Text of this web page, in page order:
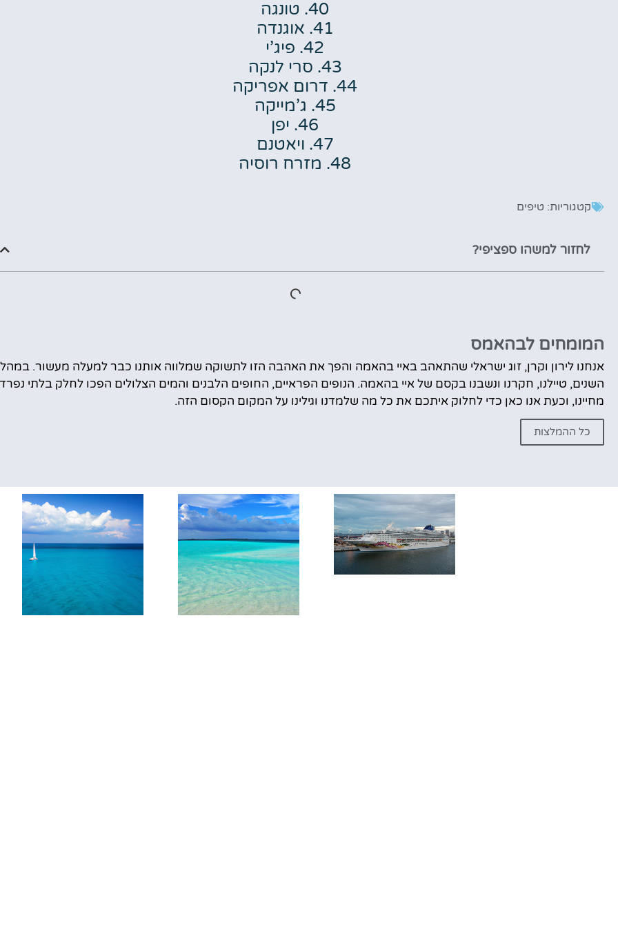
40. טונגה
41. אוגנדה
42. פיג’י
43. סרי לנקה
44. דרום אפריקה
45. ג’מייקה
46. יפן
47. ויאטנם
48. מזרח רוסיה
קטגוריות: טיפים
לחזור למשהו ספציפי?
המומחים לבהאמס
אנחנו לירון וקרן, זוג ישראלי שהתאהב באיי בהאמה והפך את האהבה הזו לתשוקה שמלווה אותנו כבר למעלה מעשור.
השנים, טיילנו, חקרנו ונשבנו בקסם של איי בהאמה. הנופים הפראיים, החופים הלבנים והמים הצלולים הפכו לחלק בלתי נפרד
מחיינו, וכעת אנו כאן כדי לחלוק איתכם את כל מה שלמדנו וגילינו על המקום הקסום הזה.
כל ההמלצות